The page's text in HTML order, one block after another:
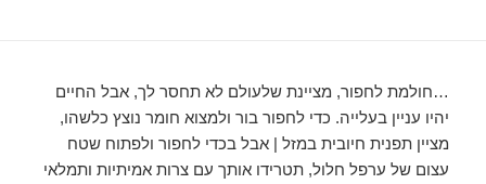
…חולמת לחפור, מציינת שלעולם לא תחסר לך, אבל החיים
יהיו עניין בעלייה. כדי לחפור בור ולמצוא חומר נוצץ כלשהו, ​​
מציין תפנית חיובית במזל | אבל בכדי לחפור ולפתוח שטח
עצום של ערפל חלול, תטרידו אותך עם צרות אמיתיות ותמלאי